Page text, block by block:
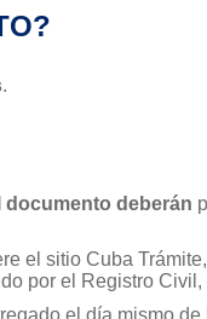
.
documento deberán
el sitio Cuba
por el Registro
el día mismo